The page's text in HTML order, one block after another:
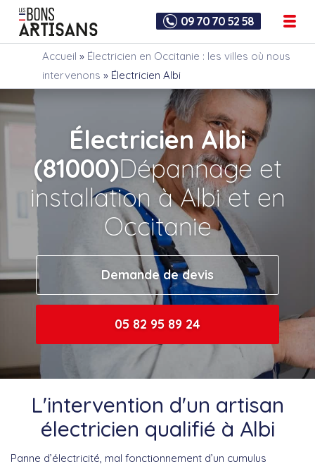
09 70 70 52 58
Accueil » Électricien en Occitanie : les villes où nous
intervenons » Électricien Albi
Électricien Albi
(81000)Dépannage et
installation à Albi et en
Occitanie
Demande de devis
05 82 95 89 24
L'intervention d'un artisan
électricien qualifié à Albi
Panne d’électricité, mal fonctionnement d’un cumulus